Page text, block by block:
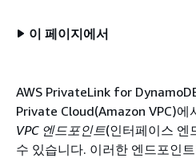
이 페이지에서
AWS PrivateLink for
Private Cloud(Amazon VPC)에
VPC 엔드포인트(인터페이스 엔
수 있습니다. 이러한 엔드포인